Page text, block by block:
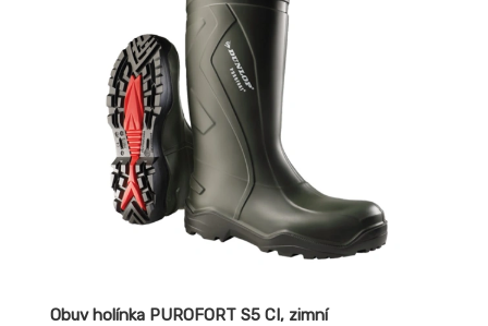
Obuv holínka PUROFORT S5 CI, zimní